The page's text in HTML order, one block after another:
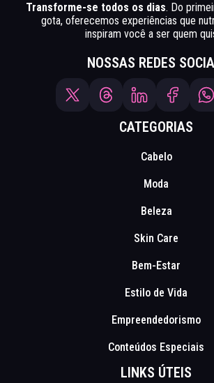
Transforme-se todos os dias. Do
gota, oferecemos experiências que
inspiram você a ser quem
NOSSAS REDES
CATEGORIAS
Cabelo
Moda
Beleza
Skin Care
Bem-Estar
Estilo de Vida
Empreendedorismo
Conteúdos Especiais
LINKS ÚTEIS